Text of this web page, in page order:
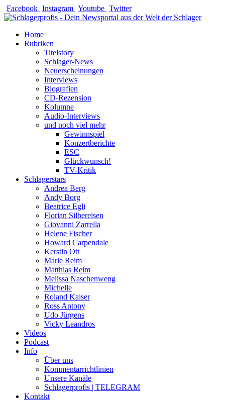
Zum
Inhalt
Facebook Instagram Youtube Twitter
Home
Rubriken
Titelstory
Schlager-News
Neuerscheinungen
Interviews
Biografien
CD-Rezension
Kolumne
Audio-Interviews
und noch viel mehr
Gewinnspiel
Konzertberichte
ESC
Glückwunsch!
TV-Kritik
Schlagerstars
Andrea Berg
Andy Borg
Beatrice Egli
Florian Silbereisen
Giovanni Zarrella
Helene Fischer
Howard Carpendale
Kerstin Ott
Marie Reim
Matthias Reim
Melissa Naschenweng
Michelle
Roland Kaiser
Ross Antony
Udo Jürgens
Vicky Leandros
Videos
Podcast
Info
Über uns
Kommentarrichtlinien
Unsere Kanäle
Schlagerprofis | TELEGRAM
Kontakt